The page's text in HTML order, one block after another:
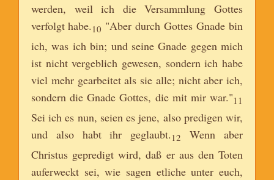
werden, weil ich die Versammlung Gottes
verfolgt habe. 10 "Aber durch Gottes Gnade bin
ich, was ich bin; und seine Gnade gegen mich
ist nicht vergeblich gewesen, sondern ich habe
viel mehr gearbeitet als sie alle; nicht aber ich,
sondern die Gnade Gottes, die mit mir war."11
Sei ich es nun, seien es jene, also predigen wir,
und also habt ihr geglaubt. 12
Wenn aber
Christus gepredigt wird, daß er aus den Toten
auferweckt sei, wie sagen etliche unter euch,